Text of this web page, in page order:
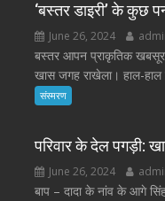
‘बस्तर डाइरी’ के कुछ
June 26, 2024
बस्तर आपन प्राकृतिक
खास जगह राखेला। हाल-
संस्मरण
परिवार के देल पगड़ी:
June 26, 2024
बाप – दादा के नांव के आगे